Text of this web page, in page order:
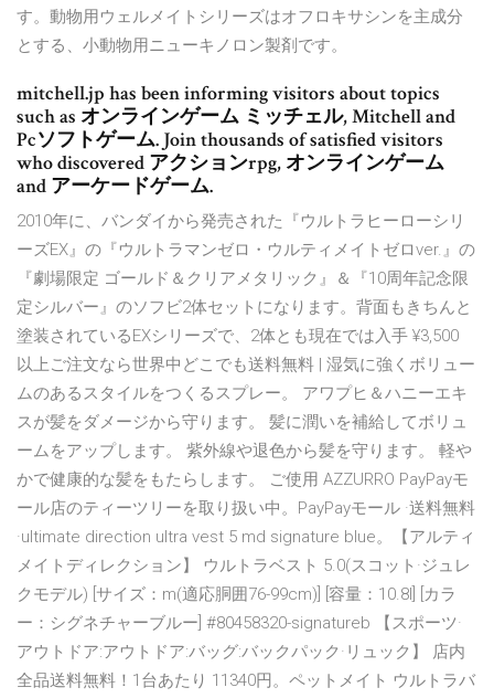
す。動物用ウェルメイトシリーズはオフロキサシンを主成分
とする、小動物用ニューキノロン製剤です。
mitchell.jp has been informing visitors about topics
such as オンラインゲーム ミッチェル, Mitchell and
Pcソフトゲーム. Join thousands of satisfied visitors
who discovered アクションrpg, オンラインゲーム
and アーケードゲーム.
2010年に、バンダイから発売された『ウルトラヒーローシリ
ーズEX』の『ウルトラマンゼロ・ウルティメイトゼロver.』の
『劇場限定 ゴールド＆クリアメタリック』＆『10周年記念限
定シルバー』のソフビ2体セットになります。背面もきちんと
塗装されているEXシリーズで、2体とも現在では入手 ¥3,500
以上ご注文なら世界中どこでも送料無料 | 湿気に強くボリュー
ムのあるスタイルをつくるスプレー。 アワプヒ＆ハニーエキ
スが髪をダメージから守ります。 髪に潤いを補給してボリュ
ームをアップします。 紫外線や退色から髪を守ります。 軽や
かで健康的な髪をもたらします。 ご使用 AZZURRO PayPayモ
ール店のティーツリーを取り扱い中。PayPayモール ·送料無料
·ultimate direction ultra vest 5 md signature blue。【アルティ
メイトディレクション】 ウルトラベスト 5.0(スコット·ジュレ
クモデル) [サイズ：m(適応胴囲76-99cm)] [容量：10.8l] [カラ
ー：シグネチャーブルー] #80458320-signatureb 【スポーツ·
アウトドア:アウトドア:バッグ:バックパック·リュック】 店内
全品送料無料！1台あたり 11340円。ペットメイト ウルトラバ